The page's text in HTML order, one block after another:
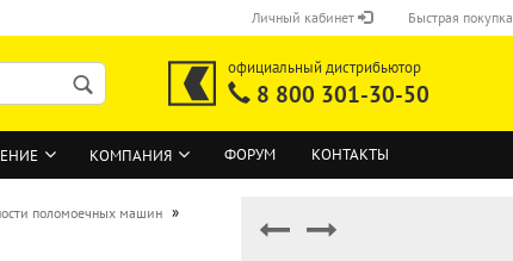
Личный кабинет Быстрая покупка
официальный дистрибьютор
8 800 301-30-50
КОМПАНИЯ ФОРУМ КОНТАКТЫ
поломоечных машин »